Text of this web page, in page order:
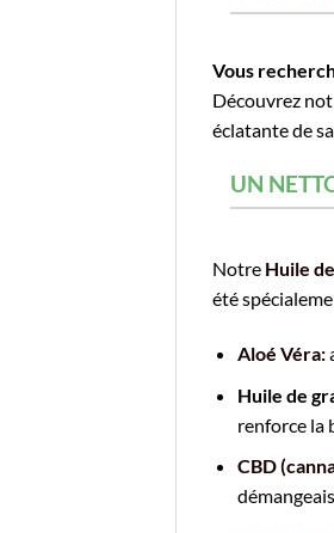
Vous
Découvrez
éclatante de
UN
Notre Huile
été
Aloé Véra:
Huile de
renforce la
CBD